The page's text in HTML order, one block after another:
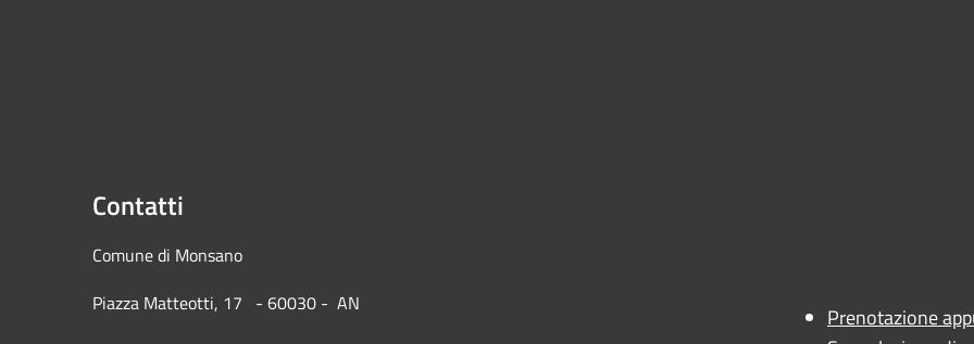
Contatti
Comune di Monsano
Piazza Matteotti, 17 - 60030 - AN
Prenotazione